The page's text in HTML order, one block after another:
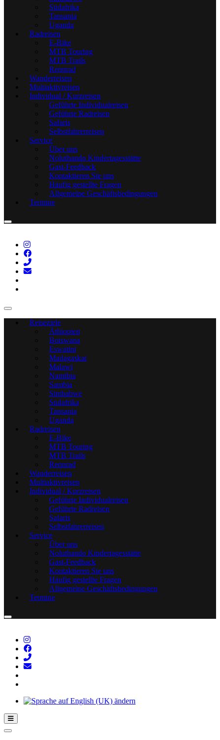
Südafrika
Tansania
Uganda
Radreisen
E-Bike
MTB Touring
MTB Trails
Rennrad
Wanderreisen
Multiaktivreisen
Individual / Kurzreisen
Geführte Individualreisen
Geführte Radreisen
Safaris
Selbstfahrerreisen
Service
Über uns
Noluthando Kindertagesstätte
Gast-Feedback
Kontaktieren Sie uns
Häufig gestellte Fragen
Allgemeine Geschäftsbedingungen
Termine
Reiseziele
Äthiopien
Botswana
Eswatini
Madagaskar
Malawi
Namibia
Sambia
Simbabwe
Südafrika
Tansania
Uganda
Radreisen
E-Bike
MTB Touring
MTB Trails
Rennrad
Wanderreisen
Multiaktivreisen
Individual / Kurzreisen
Geführte Individualreisen
Geführte Radreisen
Safaris
Selbstfahrerreisen
Service
Über uns
Noluthando Kindertagesstätte
Gast-Feedback
Kontaktieren Sie uns
Häufig gestellte Fragen
Allgemeine Geschäftsbedingungen
Termine
Hamburger Toggle-Menü